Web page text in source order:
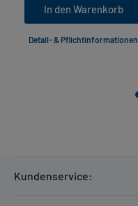
In den Warenkorb
Detail- & Pflichtinformationen
Kundenservice: